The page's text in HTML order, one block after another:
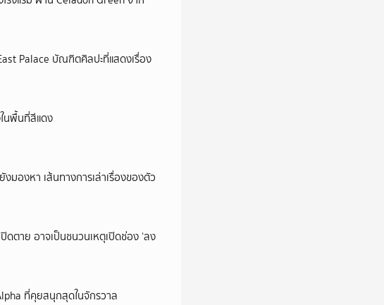
Palace บัณฑิตศิลปะที่แสดงเรื่อง
นพื้นที่สีแดง
องหา เส้นทางการเล่าเรื่องของตัว
ดตาย อาจเป็นชนวนเหตุเปิดช่อง ‘ลง
ที่คุยสนุกสุดในจักรวาล